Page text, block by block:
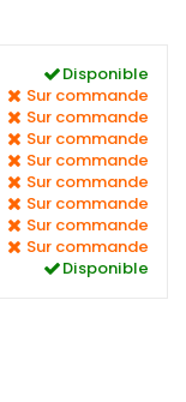
Disponible
Sur commande
Sur commande
Sur commande
Sur commande
Sur commande
Sur commande
Sur commande
Sur commande
Disponible